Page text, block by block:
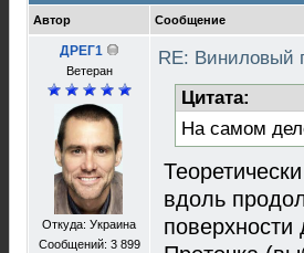
Автор Сообщение
ДРЕГ1
Bетеран
Откуда: Украина
Сообщений: 3 899
RE: Виниловый
Цитата:
На самом
вдоль
поверхности